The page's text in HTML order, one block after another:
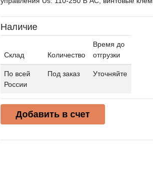
Наличие
Склад Количество
Время до
отгрузки
По всей
России
Под заказ Уточняйте
Добавить в счет